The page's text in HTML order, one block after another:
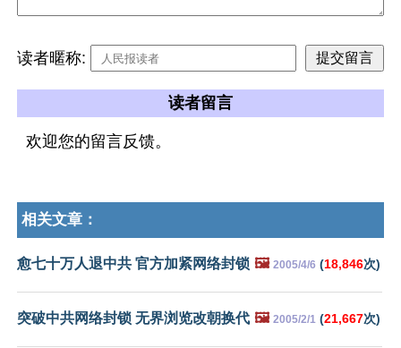
读者暱称:
读者留言
欢迎您的留言反馈。
相关文章：
愈七十万人退中共 官方加紧网络封锁 🖼️ 2005/4/6 (18,846次)
突破中共网络封锁 无界浏览改朝换代 🖼️ 2005/2/1 (21,667次)